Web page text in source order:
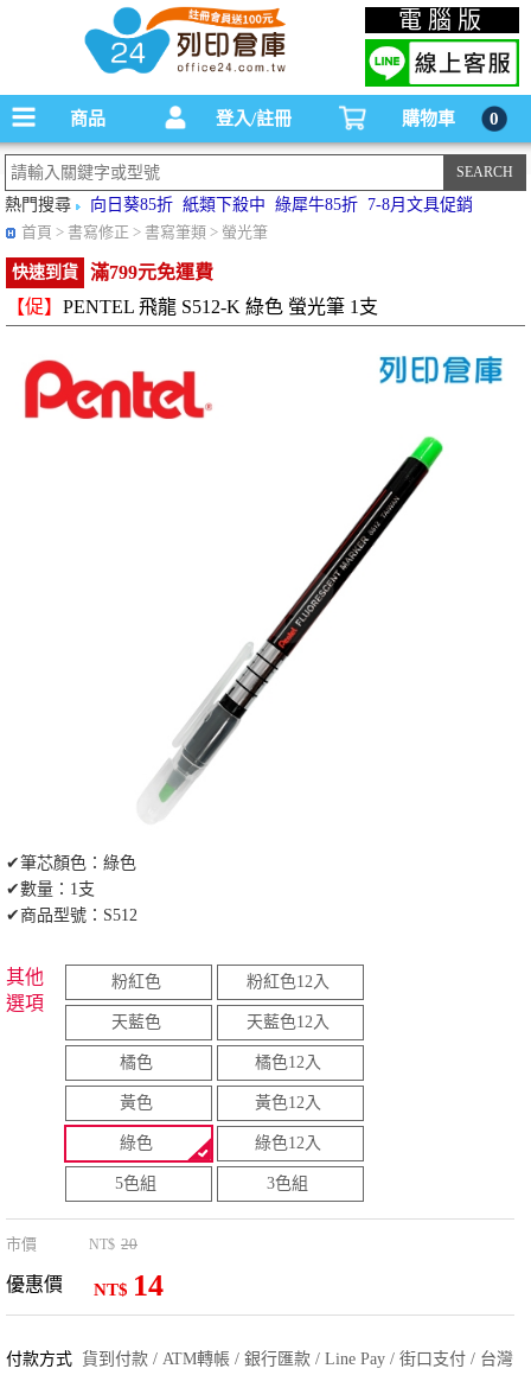
碳粉匣，墨水匣,原廠碳粉匣，副廠碳粉匣，環保碳粉匣,連續供墨印表機-office24列印
倉庫線上購物手機版
電腦版
商品 登入/註冊 購物車 0
熱門搜尋 向日葵85折 紙類下殺中 綠犀牛85折 7-8月文具促銷
首頁 > 書寫修正 > 書寫筆類 > 螢光筆
快速到貨
滿799元免運費
【促】 PENTEL 飛龍 S512-K 綠色 螢光筆 1支
✔筆芯顏色：綠色
✔數量：1支
✔商品型號：S512
其他
選項
粉紅色 粉紅色12入
天藍色 天藍色12入
橘色 橘色12入
黃色 黃色12入
綠色 綠色12入
5色組 3色組
市價 NT$ 20
優惠價 NT$ 14
付款方式 貨到付款 / ATM轉帳 / 銀行匯款 / Line Pay / 街口支付 / 台灣